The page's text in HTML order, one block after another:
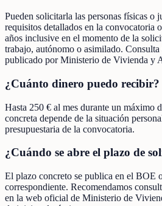
Pueden solicitarla las personas físicas o
requisitos detallados en la convocatoria
años inclusive en el momento de la
trabajo, autónomo o asimilado.
publicado por Ministerio de Vivienda y
¿Cuánto dinero puedo recibir?
Hasta 250 € al mes durante un máximo
concreta depende de la situación
presupuestaria de la convocatoria.
¿Cuándo se abre el plazo de
El plazo concreto se publica en el BOE
correspondiente. Recomendamos
en la web oficial de Ministerio de